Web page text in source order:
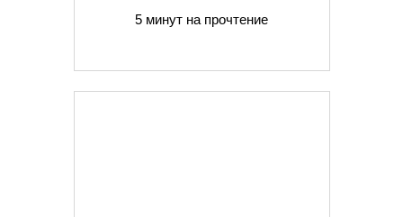
5 минут на прочтение